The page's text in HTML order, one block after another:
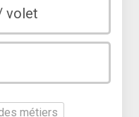
volet
métiers